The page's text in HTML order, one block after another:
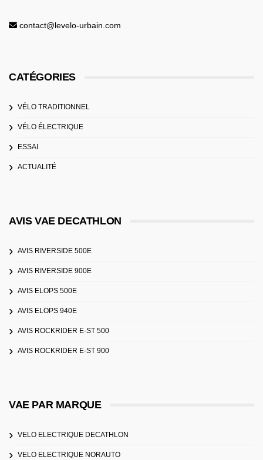
contact@levelo-urbain.com
CATÉGORIES
VÉLO TRADITIONNEL
VÉLO ÉLECTRIQUE
ESSAI
ACTUALITÉ
AVIS VAE DECATHLON
AVIS RIVERSIDE 500E
AVIS RIVERSIDE 900E
AVIS ELOPS 500E
AVIS ELOPS 940E
AVIS ROCKRIDER E-ST 500
AVIS ROCKRIDER E-ST 900
VAE PAR MARQUE
VELO ELECTRIQUE DECATHLON
VELO ELECTRIQUE NORAUTO